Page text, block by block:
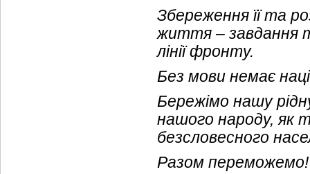
Збереження її та
життя – завдання
лінії фронту.
Без мови немає
Бережімо нашу
нашого народу, як
безсловесного
Разом переможемо!